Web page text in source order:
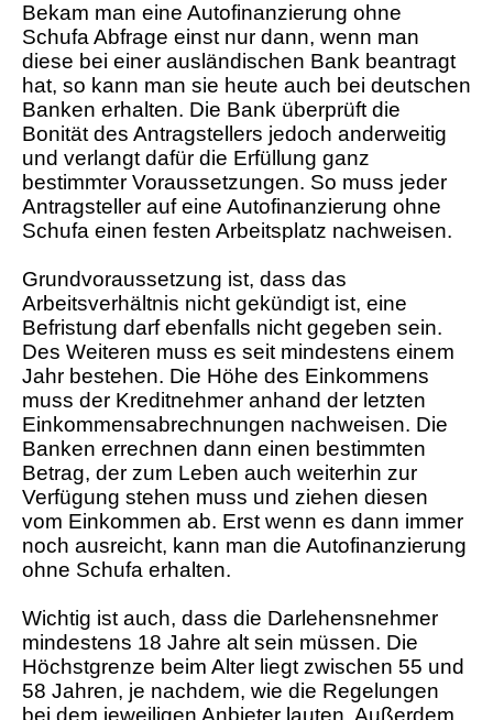
Bekam man eine Autofinanzierung ohne
Schufa Abfrage einst nur dann, wenn man
diese bei einer ausländischen Bank beantragt
hat, so kann man sie heute auch bei deutschen
Banken erhalten. Die Bank überprüft die
Bonität des Antragstellers jedoch anderweitig
und verlangt dafür die Erfüllung ganz
bestimmter Voraussetzungen. So muss jeder
Antragsteller auf eine Autofinanzierung ohne
Schufa einen festen Arbeitsplatz nachweisen.
Grundvoraussetzung ist, dass das
Arbeitsverhältnis nicht gekündigt ist, eine
Befristung darf ebenfalls nicht gegeben sein.
Des Weiteren muss es seit mindestens einem
Jahr bestehen. Die Höhe des Einkommens
muss der Kreditnehmer anhand der letzten
Einkommensabrechnungen nachweisen. Die
Banken errechnen dann einen bestimmten
Betrag, der zum Leben auch weiterhin zur
Verfügung stehen muss und ziehen diesen
vom Einkommen ab. Erst wenn es dann immer
noch ausreicht, kann man die Autofinanzierung
ohne Schufa erhalten.
Wichtig ist auch, dass die Darlehensnehmer
mindestens 18 Jahre alt sein müssen. Die
Höchstgrenze beim Alter liegt zwischen 55 und
58 Jahren, je nachdem, wie die Regelungen